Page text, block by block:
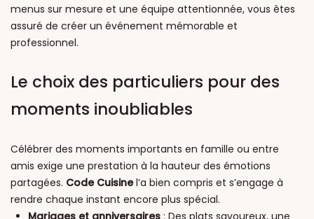
menus sur mesure et une équipe attentionnée, vous êtes
assuré de créer un événement mémorable et
professionnel.
Le choix des particuliers pour des
moments inoubliables
Célébrer des moments importants en famille ou entre
amis exige une prestation à la hauteur des émotions
partagées. Code Cuisinel’a bien compris et s’engage à
rendre chaque instant encore plus spécial.
Mariages et anniversaires : Des plats savoureux, une